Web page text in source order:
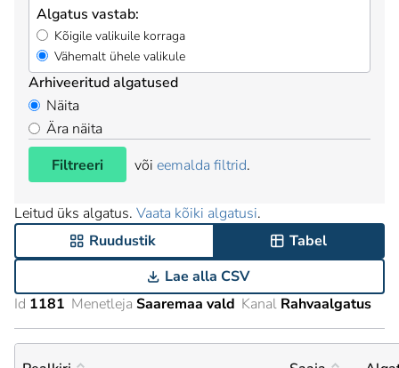
Algatus vastab:
Kõigile valikuile korraga
Vähemalt ühele valikule
Arhiveeritud algatused
Näita
Ära näita
Filtreeri
või eemalda filtrid.
Leitud üks algatus. Vaata kõiki algatusi.
Ruudustik
Tabel
Lae alla CSV
Id 1181 Menetleja Saaremaa vald Kanal Rahvaalgatus